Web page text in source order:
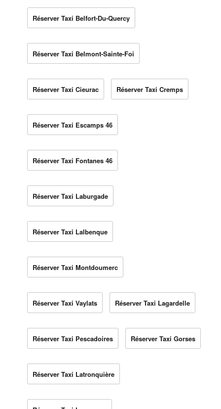
Réserver Taxi Belfort-Du-Quercy
Réserver Taxi Belmont-Sainte-Foi
Réserver Taxi Cieurac Réserver Taxi Cremps
Réserver Taxi Escamps 46
Réserver Taxi Fontanes 46
Réserver Taxi Laburgade
Réserver Taxi Lalbenque
Réserver Taxi Montdoumerc
Réserver Taxi Vaylats Réserver Taxi Lagardelle
Réserver Taxi Pescadoires Réserver Taxi Gorses
Réserver Taxi Latronquière